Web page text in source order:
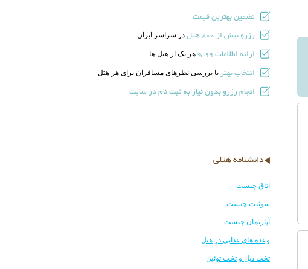
تضمین بهترین قیمت
رزرو بیش از 800 هتل در سراسر ایران
ارائه اطلاعات 99 % هر یک از هتل ها
انتخاب بهتر با بررسی نظرهای مسافران برای هر هتل
انجام رزرو بدون نیاز به ثبت نام در سایت
دانشنامه هتلی
اتاق چیست
سوئیت چیست
آپارتمان چیست
وعده های غذایی در هتل
تخت دبل و تخت توئین